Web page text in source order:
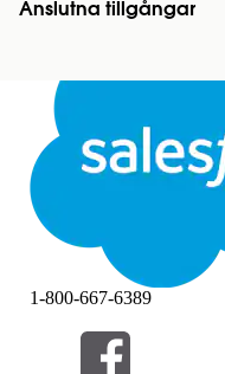
. Byt till engelska Inte nu
StängStäng
Anslutna tillgångar
Filter (0)
1-800-667-6389